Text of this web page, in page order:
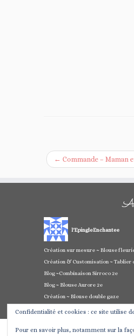
← Commande – Maman
l'EpingleEnchantee
Création sur mesure ~ Blouse
Création & Customisation ~ Tablier
Blog ~Combinaison Sirroco 2e
Blog ~ Blouse Aurore 2e
Création ~ Blouse double gaze
Confidentialité et cookies : ce site utilise
Pour en savoir plus, notamment sur la